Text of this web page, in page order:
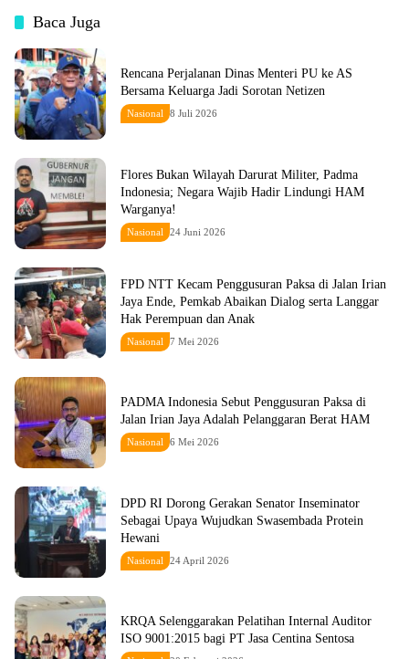
Baca Juga
Rencana Perjalanan Dinas Menteri PU ke AS
Bersama Keluarga Jadi Sorotan Netizen
Nasional 8 Juli 2026
Flores Bukan Wilayah Darurat Militer, Padma
Indonesia; Negara Wajib Hadir Lindungi HAM
Warganya!
Nasional 24 Juni 2026
FPD NTT Kecam Penggusuran Paksa di Jalan Irian
Jaya Ende, Pemkab Abaikan Dialog serta Langgar
Hak Perempuan dan Anak
Nasional 7 Mei 2026
PADMA Indonesia Sebut Penggusuran Paksa di
Jalan Irian Jaya Adalah Pelanggaran Berat HAM
Nasional 6 Mei 2026
DPD RI Dorong Gerakan Senator Inseminator
Sebagai Upaya Wujudkan Swasembada Protein
Hewani
Nasional 24 April 2026
KRQA Selenggarakan Pelatihan Internal Auditor
ISO 9001:2015 bagi PT Jasa Centina Sentosa